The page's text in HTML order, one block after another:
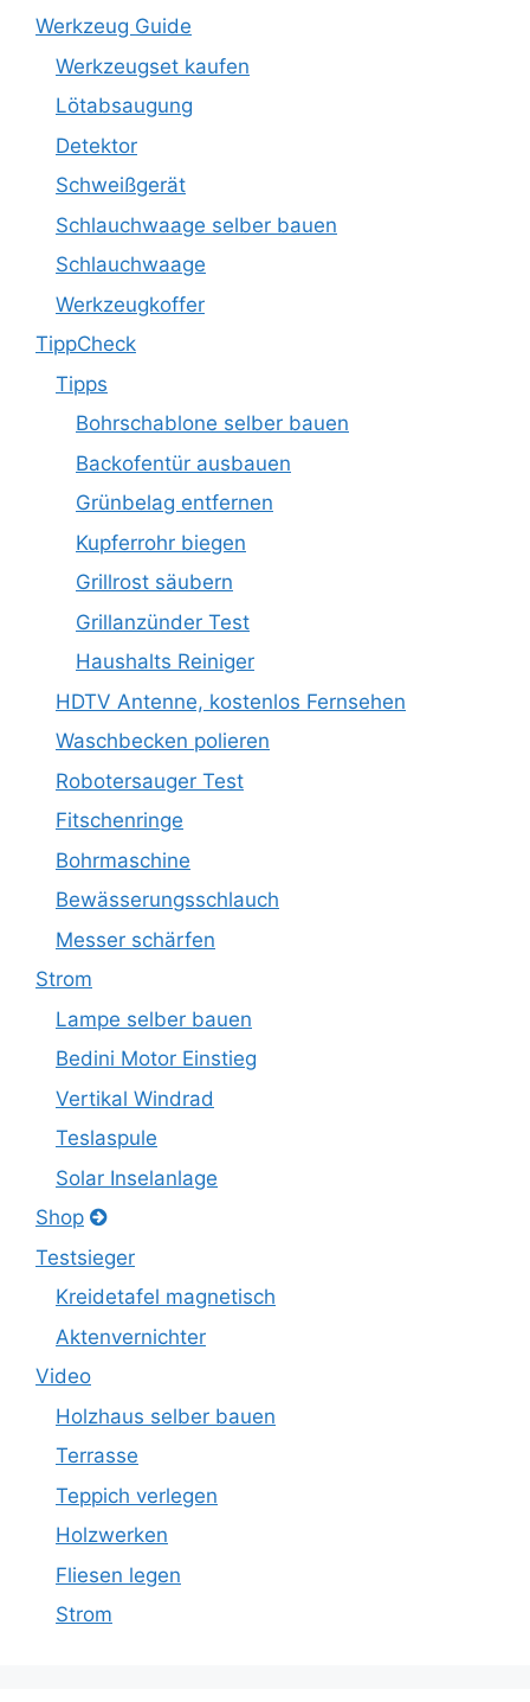
Werkzeug Guide
Werkzeugset kaufen
Lötabsaugung
Detektor
Schweißgerät
Schlauchwaage selber bauen
Schlauchwaage
Werkzeugkoffer
TippCheck
Tipps
Bohrschablone selber bauen
Backofentür ausbauen
Grünbelag entfernen
Kupferrohr biegen
Grillrost säubern
Grillanzünder Test
Haushalts Reiniger
HDTV Antenne, kostenlos Fernsehen
Waschbecken polieren
Robotersauger Test
Fitschenringe
Bohrmaschine
Bewässerungsschlauch
Messer schärfen
Strom
Lampe selber bauen
Bedini Motor Einstieg
Vertikal Windrad
Teslaspule
Solar Inselanlage
Shop
Testsieger
Kreidetafel magnetisch
Aktenvernichter
Video
Holzhaus selber bauen
Terrasse
Teppich verlegen
Holzwerken
Fliesen legen
Strom